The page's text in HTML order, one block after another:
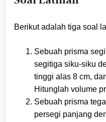
Berikut adalah tiga soal
Sebuah prisma
segitiga siku-siku
tinggi alas 8 cm,
Hitunglah volume
Sebuah prisma
persegi panjang